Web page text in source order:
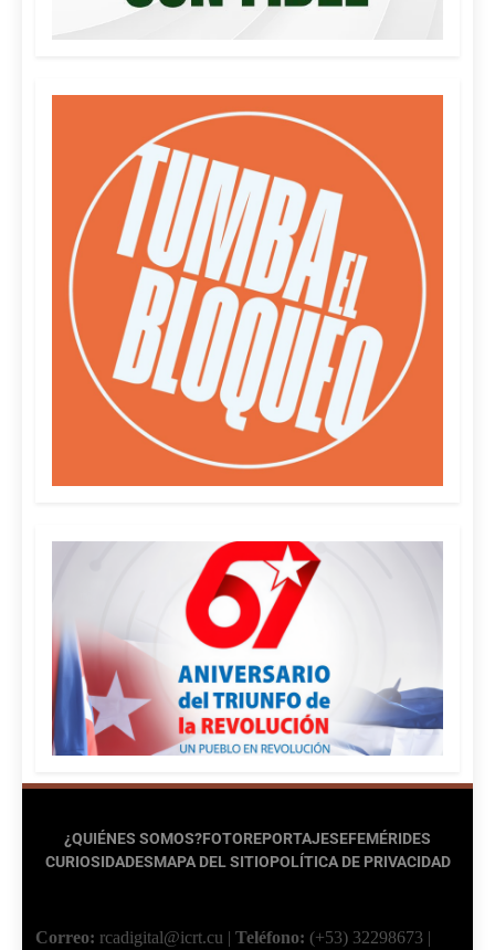
¿QUIÉNES SOMOS?FOTOREPORTAJESEFEMÉRIDES
CURIOSIDADESMAPA DEL SITIOPOLÍTICA DE PRIVACIDAD
Correo: rcadigital@icrt.cu | Teléfono: (+53) 32298673 |